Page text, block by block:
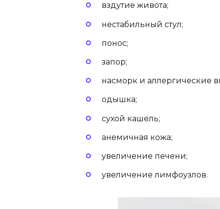
вздутие живота;
нестабильный стул;
понос;
запор;
насморк и аллергические
одышка;
сухой кашель;
анемичная кожа;
увеличение печени;
увеличение лимфоузлов.